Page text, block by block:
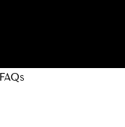
FAQs